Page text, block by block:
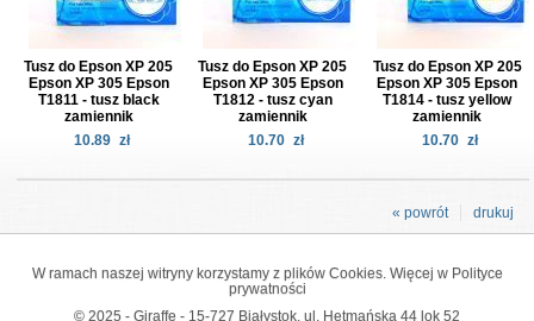
Tusz do Epson XP 205
Epson XP 305 Epson
T1811 - tusz black
zamiennik
10.89 zł
Tusz do Epson XP 205
Epson XP 305 Epson
T1812 - tusz cyan
zamiennik
10.70 zł
Tusz do Epson XP 205
Epson XP 305 Epson
T1814 - tusz yellow
zamiennik
10.70 zł
drukuj
« powrót
W ramach naszej witryny korzystamy z plików Cookies. Więcej w Polityce
prywatności
© 2025 - Giraffe - 15-727 Białystok, ul. Hetmańska 44 lok 52